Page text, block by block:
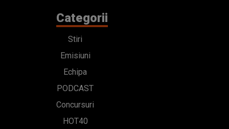
Categorii
Stiri
Emisiuni
Echipa
PODCAST
Concursuri
HOT40